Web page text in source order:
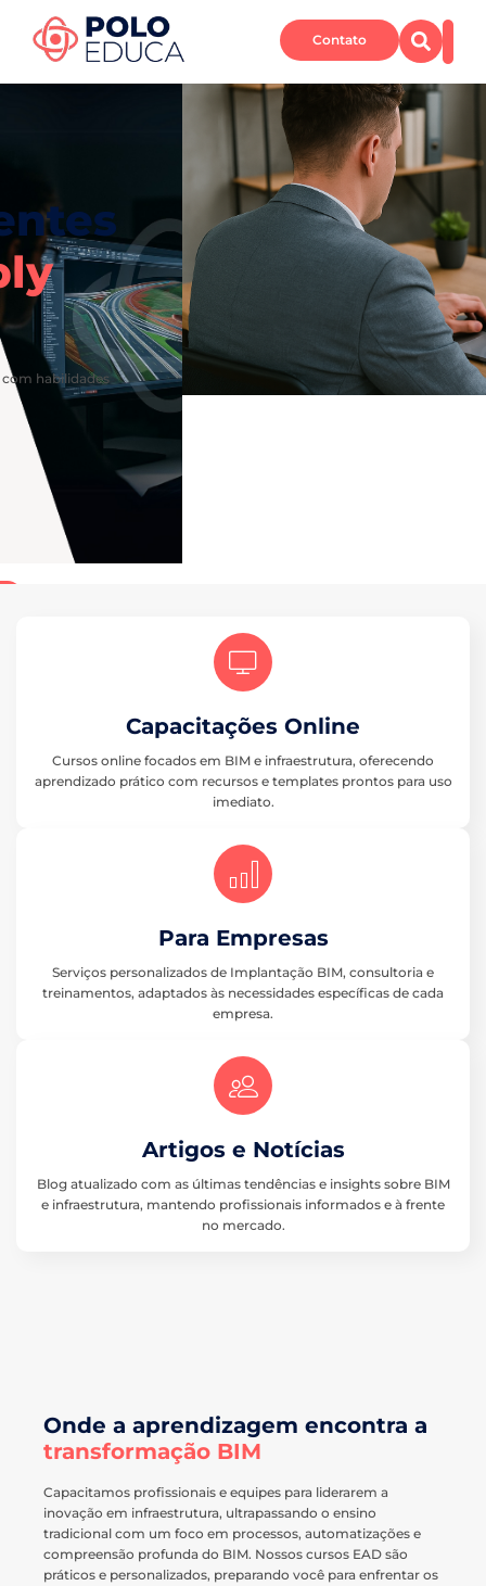
Contato
Capacitações Online
Cursos online focados em BIM e infraestrutura, oferecendo
aprendizado prático com recursos e templates prontos para uso
imediato.
Para Empresas
Serviços personalizados de Implantação BIM, consultoria e
treinamentos, adaptados às necessidades específicas de cada
empresa.
Artigos e Notícias
Blog atualizado com as últimas tendências e insights sobre BIM
e infraestrutura, mantendo profissionais informados e à frente
no mercado.
Onde a aprendizagem encontra a
transformação BIM
Capacitamos profissionais e equipes para liderarem a
inovação em infraestrutura, ultrapassando o ensino
tradicional com um foco em processos, automatizações e
compreensão profunda do BIM. Nossos cursos EAD são
práticos e personalizados, preparando você para enfrentar os